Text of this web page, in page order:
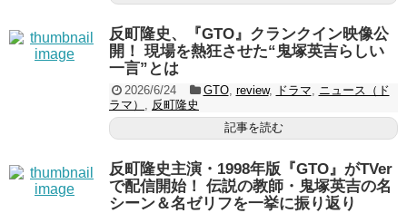
反町隆史、『GTO』クランクイン映像公
開！ 現場を熱狂させた“鬼塚英吉らしい
一言”とは
2026/6/24 GTO, review, ドラマ, ニュース（ド
ラマ） , 反町隆史
記事を読む
反町隆史主演・1998年版『GTO』がTVer
で配信開始！ 伝説の教師・鬼塚英吉の名
シーン＆名ゼリフを一挙に振り返り